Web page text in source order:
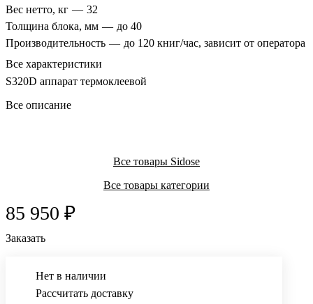
Вес нетто, кг — 32
Толщина блока, мм — до 40
Производительность — до 120 книг/час, зависит от оператора
Все характеристики
S320D аппарат термоклеевой
Все описание
Все товары Sidose
Все товары категории
85 950 ₽
Заказать
Нет в наличии
Рассчитать доставку